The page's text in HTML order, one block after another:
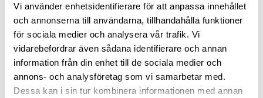
Vi använder enhetsidentifierare för att anpassa innehållet
och annonserna till användarna, tillhandahålla funktioner
för sociala medier och analysera vår trafik. Vi
vidarebefordrar även sådana identifierare och annan
information från din enhet till de sociala medier och
annons- och analysföretag som vi samarbetar med.
Dessa kan i sin tur kombinera informationen med annan
För dig som är blivande ny medlemTa del av alla förmåner.